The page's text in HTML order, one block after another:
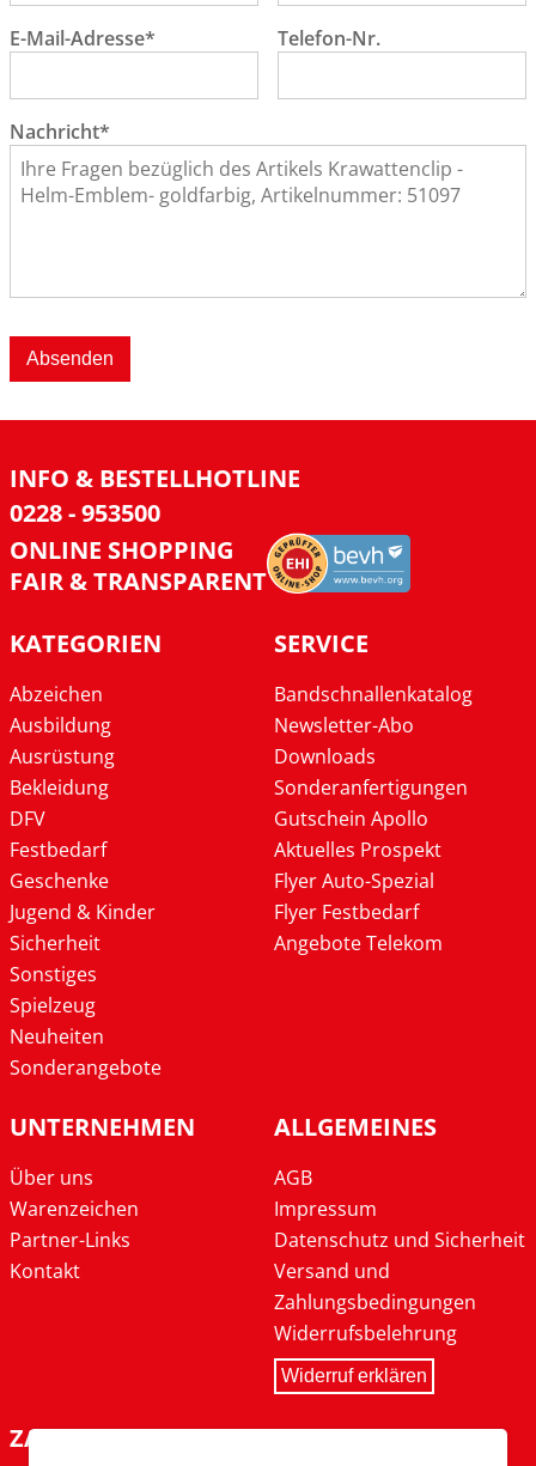
E-Mail-Adresse* Telefon-Nr.
Nachricht*
Absenden
INFO & BESTELLHOTLINE
0228 - 953500
ONLINE SHOPPING
FAIR & TRANSPARENT
KATEGORIEN
Abzeichen
Ausbildung
Ausrüstung
Bekleidung
DFV
Festbedarf
Geschenke
Jugend & Kinder
Sicherheit
Sonstiges
Spielzeug
Neuheiten
Sonderangebote
SERVICE
Bandschnallenkatalog
Newsletter-Abo
Downloads
Sonderanfertigungen
Gutschein Apollo
Aktuelles Prospekt
Flyer Auto-Spezial
Flyer Festbedarf
Angebote Telekom
UNTERNEHMEN
Über uns
Warenzeichen
Partner-Links
Kontakt
ALLGEMEINES
AGB
Impressum
Datenschutz und Sicherheit
Versand und
Zahlungsbedingungen
Widerrufsbelehrung
Widerruf erklären
ZAHLARTEN